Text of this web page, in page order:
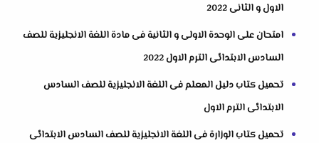
الاول و الثانى 2022
امتحان على الوحدة الاولى و الثانية فى مادة اللغة الانجليزية للصف
السادس الابتدائى الترم الاول 2022
تحميل كتاب دليل المعلم فى اللغة الانجليزية للصف السادس
الابتدائى الترم الاول
تحميل كتاب الوزارة فى اللغة الانجليزية للصف السادس الابتدائى